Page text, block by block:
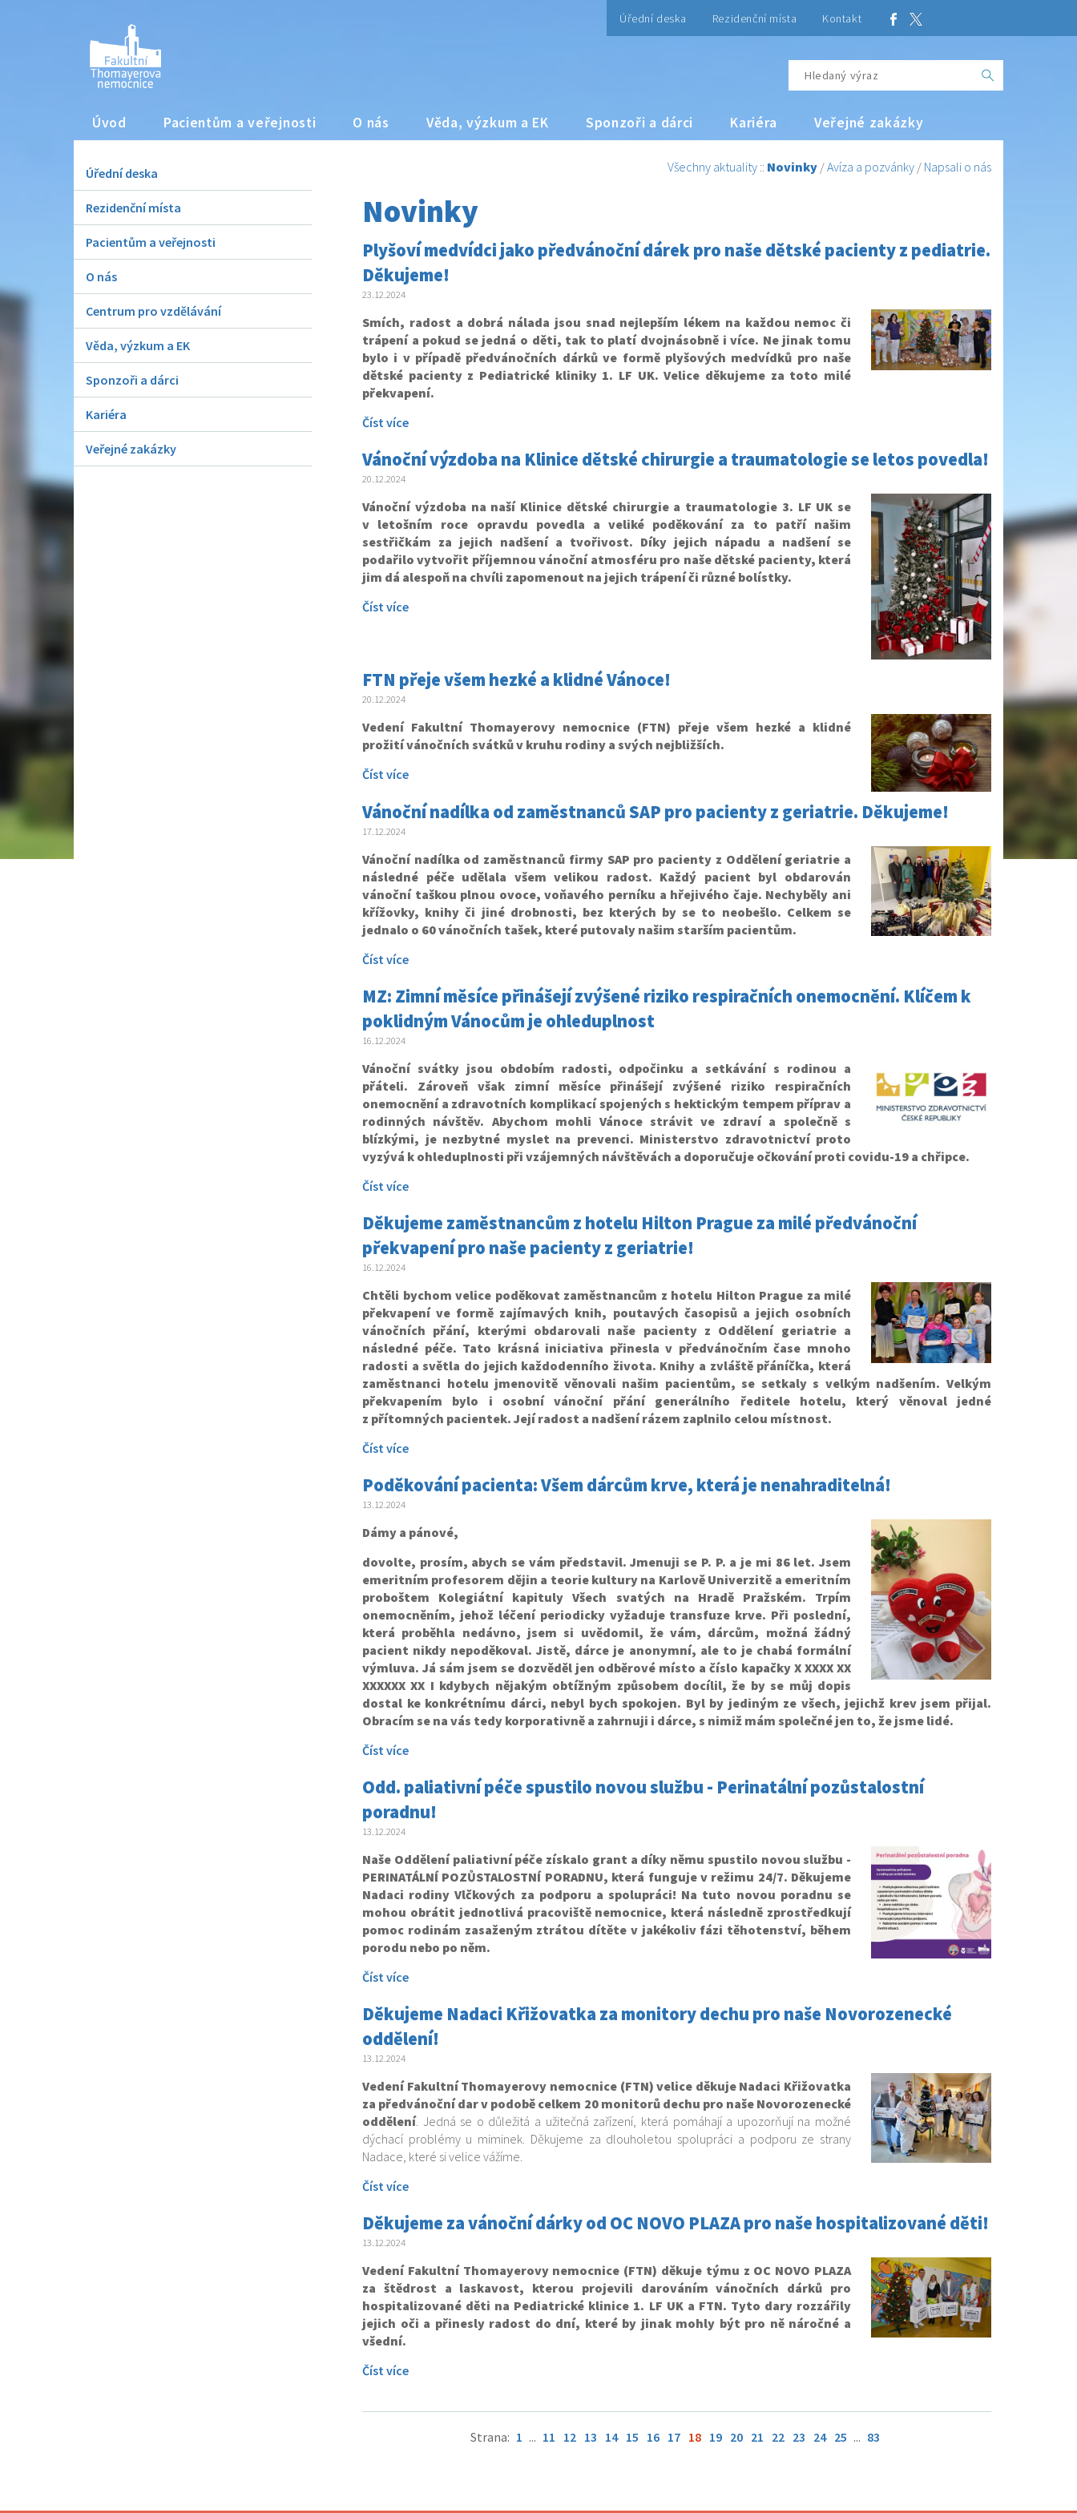
Úřední deska Rezidenční místa Kontakt
Úvod Pacientům a veřejnosti O nás Věda, výzkum a EK Sponzoři a dárci Kariéra Veřejné zakázky
Úřední deska
Rezidenční místa
Pacientům a veřejnosti
O nás
Centrum pro vzdělávání
Věda, výzkum a EK
Sponzoři a dárci
Kariéra
Veřejné zakázky
Všechny aktuality :: Novinky /Avíza a pozvánky / Napsali o nás
Novinky
Plyšoví medvídci jako předvánoční dárek pro naše dětské pacienty z pediatrie.
Děkujeme!
23.12.2024
Smích, radost a dobrá nálada jsou snad nejlepším lékem na každou nemoc či
trápení a pokud se jedná o děti, tak to platí dvojnásobně i více. Ne jinak tomu
bylo i v případě předvánočních dárků ve formě plyšových medvídků pro naše
dětské pacienty z Pediatrické kliniky 1. LF UK. Velice děkujeme za toto milé
překvapení.
Číst více
Vánoční výzdoba na Klinice dětské chirurgie a traumatologie se letos povedla!
20.12.2024
Vánoční výzdoba na naší Klinice dětské chirurgie a traumatologie 3. LF UK se
v letošním roce opravdu povedla a veliké poděkování za to patří našim
sestřičkám za jejich nadšení a tvořivost. Díky jejich nápadu a nadšení se
podařilo vytvořit příjemnou vánoční atmosféru pro naše dětské pacienty, která
jim dá alespoň na chvíli zapomenout na jejich trápení či různé bolístky.
Číst více
FTN přeje všem hezké a klidné Vánoce!
20.12.2024
Vedení Fakultní Thomayerovy nemocnice (FTN) přeje všem hezké a klidné
prožití vánočních svátků v kruhu rodiny a svých nejbližších.
Číst více
Vánoční nadílka od zaměstnanců SAP pro pacienty z geriatrie. Děkujeme!
17.12.2024
Vánoční nadílka od zaměstnanců firmy SAP pro pacienty z Oddělení geriatrie a
následné péče udělala všem velikou radost. Každý pacient byl obdarován
vánoční taškou plnou ovoce, voňavého perníku a hřejivého čaje. Nechyběly ani
křížovky, knihy či jiné drobnosti, bez kterých by se to neobešlo. Celkem se
jednalo o 60 vánočních tašek, které putovaly našim starším pacientům.
Číst více
MZ: Zimní měsíce přinášejí zvýšené riziko respiračních onemocnění. Klíčem k
poklidným Vánocům je ohleduplnost
16.12.2024
Vánoční svátky jsou obdobím radosti, odpočinku a setkávání s rodinou a
přáteli. Zároveň však zimní měsíce přinášejí zvýšené riziko respiračních
onemocnění a zdravotních komplikací spojených s hektickým tempem příprav a
rodinných návštěv. Abychom mohli Vánoce strávit ve zdraví a společně s
blízkými, je nezbytné myslet na prevenci. Ministerstvo zdravotnictví proto
vyzývá k ohleduplnosti při vzájemných návštěvách a doporučuje očkování proti covidu-19 a chřipce.
Číst více
Děkujeme zaměstnancům z hotelu Hilton Prague za milé předvánoční
překvapení pro naše pacienty z geriatrie!
16.12.2024
Chtěli bychom velice poděkovat zaměstnancům z hotelu Hilton Prague za milé
překvapení ve formě zajímavých knih, poutavých časopisů a jejich osobních
vánočních přání, kterými obdarovali naše pacienty z Oddělení geriatrie a
následné péče. Tato krásná iniciativa přinesla v předvánočním čase mnoho
radosti a světla do jejich každodenního života. Knihy a zvláště přáníčka, která
zaměstnanci hotelu jmenovitě věnovali našim pacientům, se setkaly s velkým nadšením. Velkým
překvapením bylo i osobní vánoční přání generálního ředitele hotelu, který věnoval jedné
z přítomných pacientek. Její radost a nadšení rázem zaplnilo celou místnost.
Číst více
Poděkování pacienta: Všem dárcům krve, která je nenahraditelná!
13.12.2024
Dámy a pánové,
dovolte, prosím, abych se vám představil. Jmenuji se P. P. a je mi 86 let. Jsem
emeritním profesorem dějin a teorie kultury na Karlově Univerzitě a emeritním
proboštem Kolegiátní kapituly Všech svatých na Hradě Pražském. Trpím
onemocněním, jehož léčení periodicky vyžaduje transfuze krve. Při poslední,
která proběhla nedávno, jsem si uvědomil, že vám, dárcům, možná žádný
pacient nikdy nepoděkoval. Jistě, dárce je anonymní, ale to je chabá formální
výmluva. Já sám jsem se dozvěděl jen odběrové místo a číslo kapačky X XXXX XX
XXXXXX XX I kdybych nějakým obtížným způsobem docílil, že by se můj dopis
dostal ke konkrétnímu dárci, nebyl bych spokojen. Byl by jediným ze všech, jejichž krev jsem přijal.
Obracím se na vás tedy korporativně a zahrnuji i dárce, s nimiž mám společné jen to, že jsme lidé.
Číst více
Odd. paliativní péče spustilo novou službu - Perinatální pozůstalostní
poradnu!
13.12.2024
Naše Oddělení paliativní péče získalo grant a díky němu spustilo novou službu -
PERINATÁLNÍ POZŮSTALOSTNÍ PORADNU, která funguje v režimu 24/7. Děkujeme
Nadaci rodiny Vlčkových za podporu a spolupráci! Na tuto novou poradnu se
mohou obrátit jednotlivá pracoviště nemocnice, která následně zprostředkují
pomoc rodinám zasaženým ztrátou dítěte v jakékoliv fázi těhotenství, během
porodu nebo po něm.
Číst více
Děkujeme Nadaci Křižovatka za monitory dechu pro naše Novorozenecké
oddělení!
13.12.2024
Vedení Fakultní Thomayerovy nemocnice (FTN) velice děkuje Nadaci Křižovatka
za předvánoční dar v podobě celkem 20 monitorů dechu pro naše Novorozenecké
oddělení. Jedná se o důležitá a užitečná zařízení, která pomáhají a upozorňují na možné
dýchací problémy u miminek. Děkujeme za dlouholetou spolupráci a podporu ze strany
Nadace, které si velice vážíme.
Číst více
Děkujeme za vánoční dárky od OC NOVO PLAZA pro naše hospitalizované děti!
13.12.2024
Vedení Fakultní Thomayerovy nemocnice (FTN) děkuje týmu z OC NOVO PLAZA
za štědrost a laskavost, kterou projevili darováním vánočních dárků pro
hospitalizované děti na Pediatrické klinice 1. LF UK a FTN. Tyto dary rozzářily
jejich oči a přinesly radost do dní, které by jinak mohly být pro ně náročné a
všední.
Číst více
Strana: 1 ... 11 12 13 14 15 16 17 18 19 20 21 22 23 24 25 ... 83